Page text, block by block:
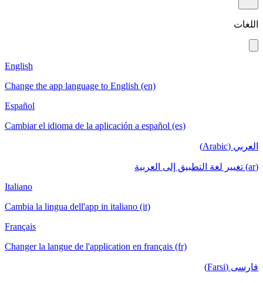
Change the app language to English (en)
Cambiar el idioma de la aplicación a
Cambia la lingua dell'app in italiano (it)
Changer la langue de l'application en